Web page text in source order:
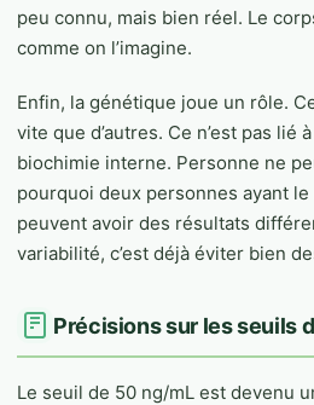
peu connu, mais bien réel. Le
comme on l’imagine.
Enfin, la génétique joue un rôle.
vite que d’autres. Ce n’est pas lié
biochimie interne. Personne ne
pourquoi deux personnes ayant
peuvent avoir des résultats
variabilité, c’est déjà éviter bien
Précisions sur les seuils
Le seuil de 50 ng/mL est devenu